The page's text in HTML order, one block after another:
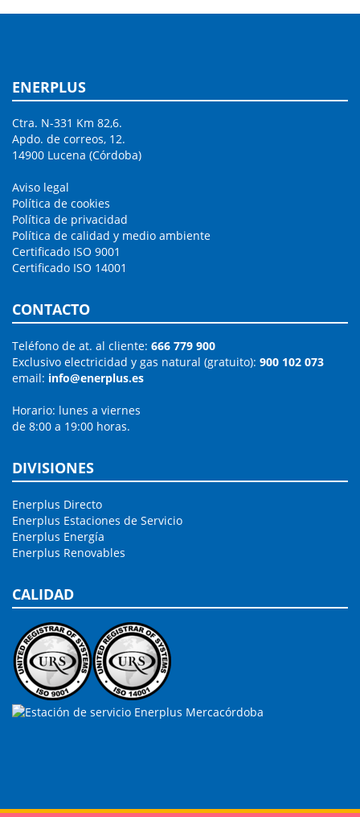
ENERPLUS
Ctra. N-331 Km 82,6.
Apdo. de correos, 12.
14900 Lucena (Córdoba)
Aviso legal
Política de cookies
Política de privacidad
Política de calidad y medio ambiente
Certificado ISO 9001
Certificado ISO 14001
CONTACTO
Teléfono de at. al cliente: 666 779 900
Exclusivo electricidad y gas natural (gratuito): 900 102 073
email: info@enerplus.es
Horario: lunes a viernes
de 8:00 a 19:00 horas.
DIVISIONES
Enerplus Directo
Enerplus Estaciones de Servicio
Enerplus Energía
Enerplus Renovables
CALIDAD